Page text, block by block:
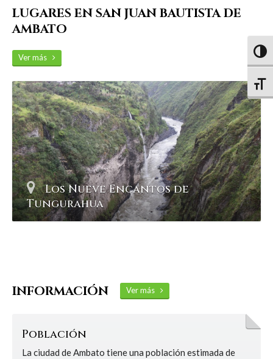
LUGARES EN SAN JUAN BAUTISTA DE
AMBATO
Ver más
Los Nueve Encantos de
Tungurahua
INFORMACIÓN Ver más
Población
La ciudad de Ambato tiene una población estimada de